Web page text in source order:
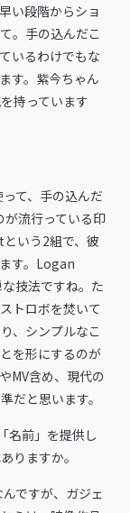
い段階からショ
。手の込んだこ
いるわけでもな
す。紫今ちゃん
持っています
て、手の込んだ
が流行っている印
いう2組で、彼
す。Logan
技法ですね。た
トロボを焚いて
、シンプルなこ
を形にするのが
MV含め、現代の
だと思います。
名前」を提供し
りますか。
ですが、ガジェ